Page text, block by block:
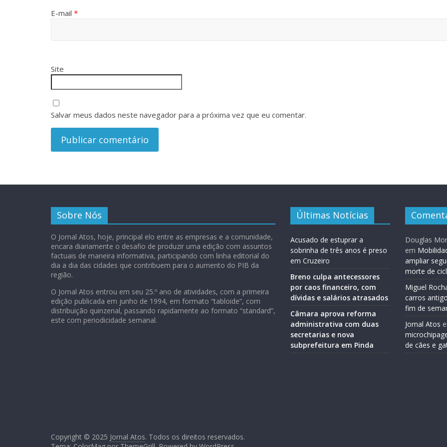
E-mail *
Site
Salvar meus dados neste navegador para a próxima vez que eu comentar.
Sobre Nós
O Jornal Atos, hoje, principal elo entre as empresas e a comunidade,
encara diariamente o desafio de produzir uma edição com assuntos
factuais de maneira informativa, participando com linha editorial do
dia a dia das cidades que contribuem para o aumento do PIB da
região.
O Jornal Atos entrou em seu 25.º ano de atividades, com a primeira
edição publicada em junho de 1994, em formato “tabloide”, com
distribuição quinzenal, passando rapidamente ao formato “standard”,
este com periodicidade semanal.
Últimas Notícias
Acusado de estuprar a
sobrinha de três anos é preso
em Cruzeiro
Breno culpa antecessores
por caos financeiro, com
dívidas e salários atrasados
Câmara aprova reforma
administrativa com duas
secretarias e nova
subprefeitura em Pinda
Douglas
em
ampliar
morte de
Miguel
carros
fim de
Jornal Atos
de cães e
Copyright © 2025 Jornal Atos. Todos os direitos reservados.